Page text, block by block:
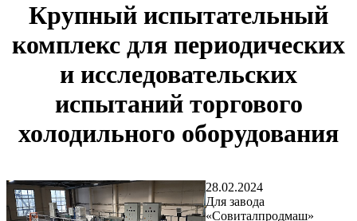
Крупный испытательный
комплекс для периодических
и исследовательских
испытаний торгового
холодильного оборудования
28.02.2024
Для завода
«Совиталпродмаш»